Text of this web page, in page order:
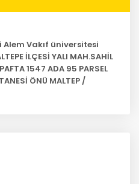
Alem Vakıf üniversitesi
İLÇESİ YALI MAH.SAHİL
1547 ADA 95 PARSEL
ÖNÜ MALTEP /